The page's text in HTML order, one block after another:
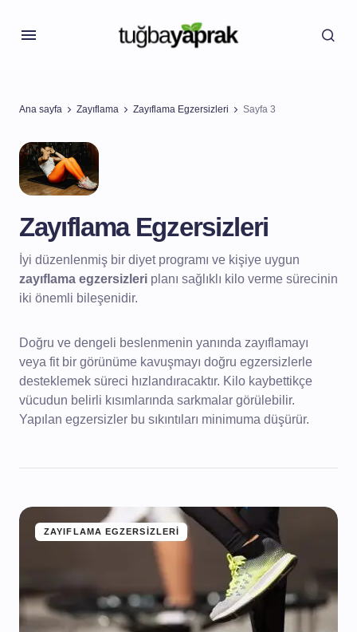
Ana sayfa Zayıflama Zayıflama Egzersizleri Sayfa 3
Zayıflama Egzersizleri
İyi düzenlenmiş bir diyet programı ve kişiye uygun
zayıflama egzersizleri planı sağlıklı kilo verme sürecinin
iki önemli bileşenidir.
Doğru ve dengeli beslenmenin yanında zayıflamayı
veya fit bir görünüme kavuşmayı doğru egzersizlerle
desteklemek süreci hızlandıracaktır. Kilo kaybettikçe
vücudun belirli kısımlarında sarkmalar görülebilir.
Yapılan egzersizler bu sıkıntıları minimuma düşürür.
ZAYIFLAMA EGZERSIZLERI